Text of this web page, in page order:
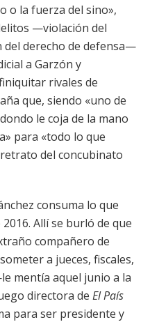
o la fuerza del sino»,
—violación del
del derecho de defensa—
a Garzón y
rivales de
que, siendo «uno de
le coja de la mano
para «todo lo que
retrato del concubinato
consuma lo que
Allí se burló de que
compañero de
a jueces, fiscales,
mentía aquel junio a la
directora de El País
para ser presidente y